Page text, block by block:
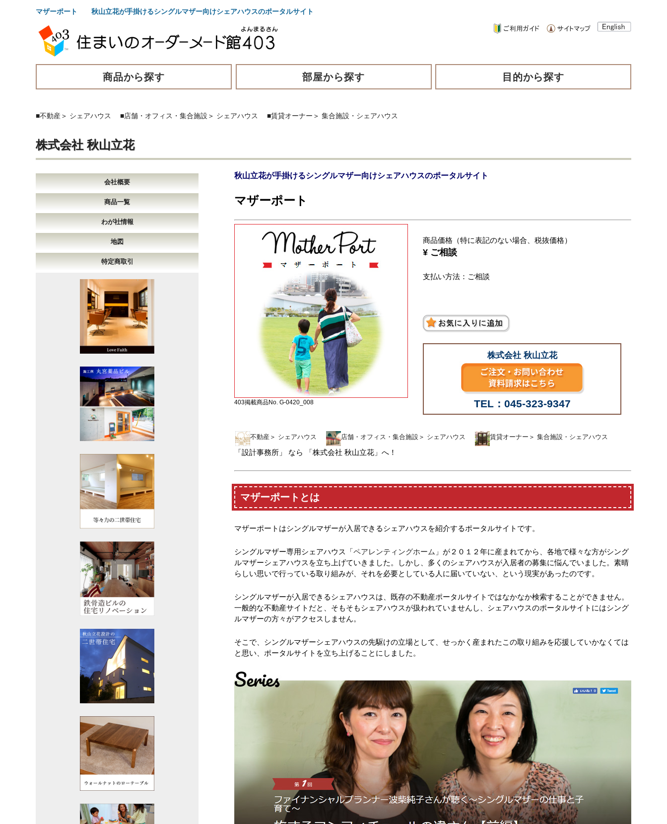
マザーポート 秋山立花が手掛けるシングルマザー向けシェアハウスのポータルサイト
商品から探す 部屋から探す 目的から探す
■不動産＞ シェアハウス ■店舗・オフィス・集合施設 ＞ シェアハウス ■賃貸オーナー ＞ 集合施設・シェアハウス
株式会社 秋山立花
会社概要
商品一覧
わが社情報
地図
特定商取引
秋山立花が手掛けるシングルマザー向けシェアハウスのポータルサイト
マザーポート
403掲載商品No. G-0420_008
商品価格（特に表記のない場合、税抜価格）
¥ ご相談
支払い方法：ご相談
株式会社 秋山立花
TEL：045-323-9347
不動産 ＞ シェアハウス 店舗・オフィス・集合施設 ＞ シェアハウス 賃貸オーナー ＞ 集合施設・シェアハウス
「設計事務所」 なら 「株式会社 秋山立花」へ！
マザーポートとは
マザーポートはシングルマザーが入居できるシェアハウスを紹介するポータルサイトです。
シングルマザー専用シェアハウス「ペアレンティングホーム 」が２０１２年に産まれてから、各地で様々な方がシング
ルマザーシェアハウスを立ち上げていきました。しかし、多くのシェアハウスが入居者の募集に悩んでいました。素晴
らしい思いで行っている取り組みが、それを必要としている人に届いていない、という現実があったのです。
シングルマザーが入居できるシェアハウスは、既存の不動産ポータルサイトではなかなか検索することができません。
一般的な不動産サイトだと、そもそもシェアハウスが扱われていませんし、シェアハウスのポータルサイトにはシング
ルマザーの方々がアクセスしません。
そこで、シングルマザーシェアハウスの先駆けの立場として、せっかく産まれたこの取り組みを応援していかなくては
と思い、ポータルサイトを立ち上げることにしました。